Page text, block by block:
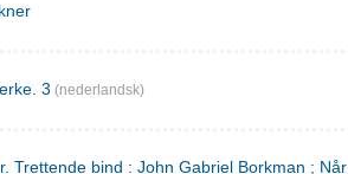
3 (nederlandsk)
Trettende bind : John Gabriel Borkman ; Når